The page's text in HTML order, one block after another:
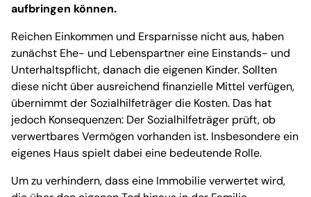
aufbringen können.
Reichen Einkommen und Ersparnisse nicht aus, haben
zunächst Ehe- und Lebenspartner eine Einstands- und
Unterhaltspflicht, danach die eigenen Kinder. Sollten
diese nicht über ausreichend finanzielle Mittel verfügen,
übernimmt der Sozialhilfeträger die Kosten. Das hat
jedoch Konsequenzen: Der Sozialhilfeträger prüft, ob
verwertbares Vermögen vorhanden ist. Insbesondere ein
eigenes Haus spielt dabei eine bedeutende Rolle.
Um zu verhindern, dass eine Immobilie verwertet wird,